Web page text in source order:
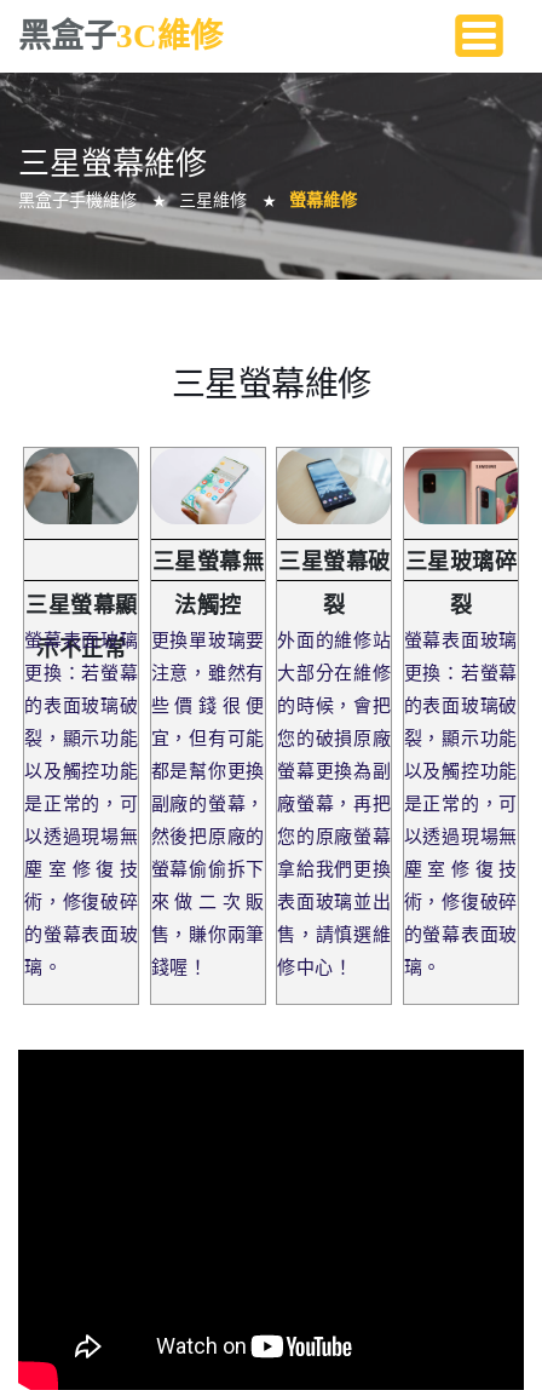
黑盒子3C維修
三星螢幕維修
黑盒子手機維修 ★ 三星維修 ★ 螢幕維修
三星螢幕維修
三星螢幕顯
示不正常
螢幕表面玻璃
更換：若螢幕
的表面玻璃破
裂，顯示功能
以及觸控功能
是正常的，可
以透過現場無
塵室修復技
術，修復破碎
的螢幕表面玻
璃。
三星螢幕無
法觸控
更換單玻璃要
注意，雖然有
些價錢很便
宜，但有可能
都是幫你更換
副廠的螢幕，
然後把原廠的
螢幕偷偷拆下
來做二次販
售，賺你兩筆
錢喔！
三星螢幕破
裂
外面的維修站
大部分在維修
的時候，會把
您的破損原廠
螢幕更換為副
廠螢幕，再把
您的原廠螢幕
拿給我們更換
表面玻璃並出
售，請慎選維
修中心！
三星玻璃碎
裂
螢幕表面玻璃
更換：若螢幕
的表面玻璃破
裂，顯示功能
以及觸控功能
是正常的，可
以透過現場無
塵室修復技
術，修復破碎
的螢幕表面玻
璃。